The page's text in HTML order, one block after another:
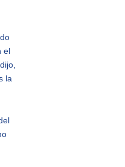
el
la